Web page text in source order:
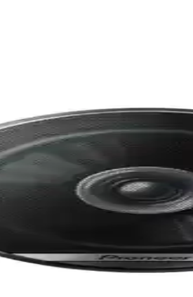
Oto Hoparlörleri Güçlü Ses
W güç çıkışı ve geniş frekans
Otomobil Hoparlörü Yüksek
watt güç çıkışı ve modern
cm Oto Hoparlör: Güçlü Ses ve
hoparlör, 160 watt güç ve dayanıklı
Kolon Oto Hoparlörleri 13
kolon oto hoparlörleri, 200W güç ve
450W 6x9 İnç Oto Hoparlör
watt maksimum güç ve 90 watt RMS